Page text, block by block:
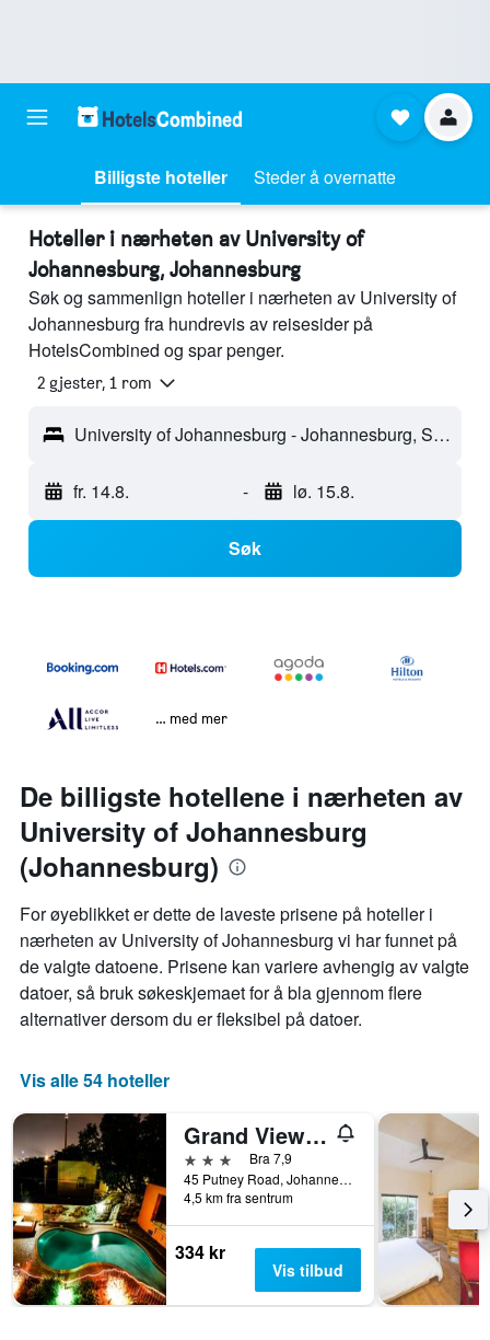
Billigste hoteller Steder å overnatte
Hoteller i nærheten av University of
Johannesburg, Johannesburg
Søk og sammenlign hoteller i nærheten av University of
Johannesburg fra hundrevis av reisesider på
HotelsCombined og spar penger.
2 gjester, 1 rom
University of Johannesburg - Johannesburg, Sør-Afrika
fr. 14.8. - lø. 15.8.
Søk
… med mer
De billigste hotellene i nærheten av
University of Johannesburg
(Johannesburg)
For øyeblikket er dette de laveste prisene på hoteller i
nærheten av University of Johannesburg vi har funnet på
de valgte datoene. Prisene kan variere avhengig av valgte
datoer, så bruk søkeskjemaet for å bla gjennom flere
alternativer dersom du er fleksibel på datoer.
Vis alle 54 hoteller
Grand View B&B
3 stjernerBra 7,9
45 Putney Road, Johannesburg, Gauteng, Sør-Afrika
4,5 km fra sentrum
334 kr
Vis tilbud